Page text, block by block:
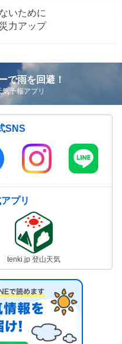
いために
力アップ
で雨を回避！
予報アプリ
SNS
プリ
tenki.jp 登山天気